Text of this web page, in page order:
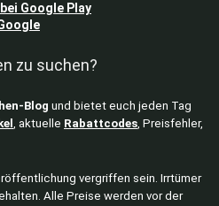
bei Google Play
zu suchen?
Blog und bietet euch jeden Tag
, aktuelle Rabattcodes, Preisfehler,
vergriffen sein. Irrtümer
Alle Preise werden vor der